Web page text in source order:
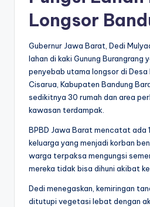
Longsor
Gubernur Jawa Barat, Dedi
lahan di kaki Gunung Burangrang
penyebab utama longsor di Desa
Cisarua, Kabupaten Bandung
sedikitnya 30 rumah dan area
kawasan terdampak.
BPBD Jawa Barat mencatat ada
keluarga yang menjadi korban
warga terpaksa mengungsi
mereka tidak bisa dihuni akibat
Dedi menegaskan, kemiringan
ditutupi vegetasi lebat dengan